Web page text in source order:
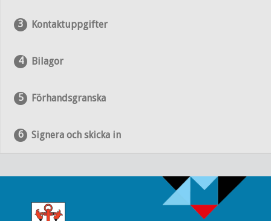
Kontaktuppgifter
Bilagor
Förhandsgranska
Signera och skicka in